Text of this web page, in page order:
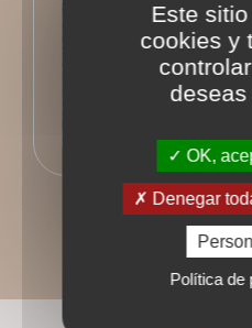
Este
cookies y
OK,
Denegar
Política de